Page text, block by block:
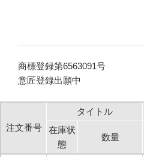
商標登録第6563091号
意匠登録出願中
注文番号
タイトル
在庫状
態
数量